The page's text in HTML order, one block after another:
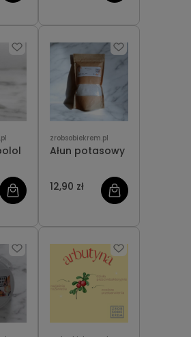
zrobsobiekrem.pl
Ałun potasowy
12,90 zł